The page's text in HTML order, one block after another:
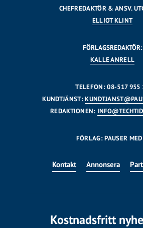
CHEFREDAKTÖR & ANSV.
ELLIOT KLINT
FÖRLAGSREDAKTÖR:
KALLE ANRELL
TELEFON: 08-517 955
KUNDTJÄNST:
REDAKTIONEN:
FÖRLAG: PAUSER
Kontakt Annonsera
Kostnadsfritt